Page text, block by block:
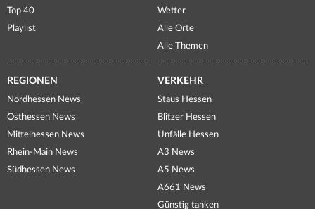
Top 40
Playlist
Wetter
Alle Orte
Alle Themen
REGIONEN
Nordhessen News
Osthessen News
Mittelhessen News
Rhein-Main News
Südhessen News
VERKEHR
Staus Hessen
Blitzer Hessen
Unfälle Hessen
A3 News
A5 News
A661 News
Günstig tanken